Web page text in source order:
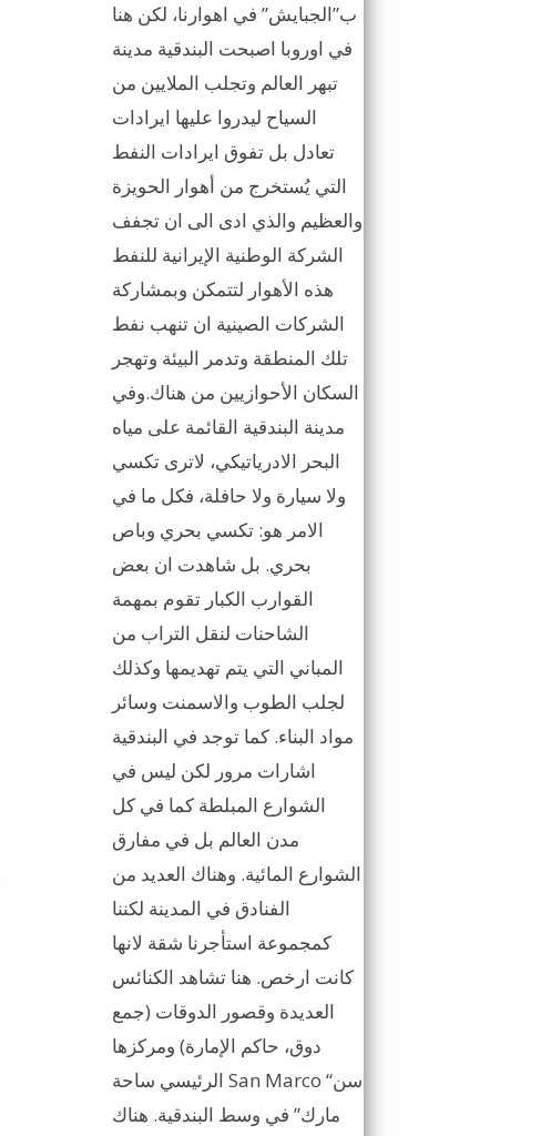
ب”الجبايش” في اهوارنا، لكن هنا
في اوروبا اصبحت البندقية مدينة
تبهر العالم وتجلب الملايين من
السياح ليدروا عليها ايرادات
تعادل بل تفوق ايرادات النفط
التي يُستخرج من أهوار الحويزة
والعظيم والذي ادى الى ان تجفف
الشركة الوطنية الإيرانية للنفط
هذه الأهوار لتتمكن وبمشاركة
الشركات الصينية ان تنهب نفط
تلك المنطقة وتدمر البيئة وتهجر
السكان الأحوازيين من هناك.وفي
مدينة البندقية القائمة على مياه
البحر الادرياتيكي، لاترى تكسي
ولا سيارة ولا حافلة، فكل ما في
الامر هو: تكسي بحري وباص
بحري. بل شاهدت ان بعض
القوارب الكبار تقوم بمهمة
الشاحنات لنقل التراب من
المباني التي يتم تهديمها وكذلك
لجلب الطوب والاسمنت وسائر
مواد البناء. كما توجد في البندقية
اشارات مرور لكن ليس في
الشوارع المبلطة كما في كل
مدن العالم بل في مفارق
الشوارع المائية. وهناك العديد من
الفنادق في المدينة لكننا
كمجموعة استأجرنا شقة لانها
كانت ارخص. هنا تشاهد الكنائس
العديدة وقصور الدوقات (جمع
دوق، حاكم الإمارة) ومركزها
الرئيسي ساحة San Marco “سن
مارك” في وسط البندقية. هناك